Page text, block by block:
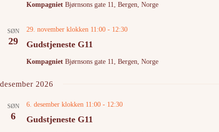
Kompagniet Bjørnsons gate 11, Bergen, Norge
SØN
29 Gudstjeneste G11
29. november klokken 11:00 - 12:30
Kompagniet Bjørnsons gate 11, Bergen, Norge
desember 2026
SØN
6 Gudstjeneste G11
6. desember klokken 11:00 - 12:30